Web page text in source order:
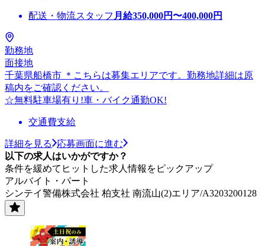
配送・物流スタッフ 月給350,000円〜400,000円
勤務地
面接地
千葉県船橋市 ＊こちらは募集エリアです。勤務地詳細は原
稿内をご確認ください。
☆無料駐車場有り!車・バイク通勤OK!
交通費支給
詳細を見る
応募画面に進む
以下の求人はいかがですか？
条件を緩めてヒットした求人情報をピックアップ
アルバイト・パート
シンテイ警備株式会社 柏支社 南流山(2)エリア/A3203200128